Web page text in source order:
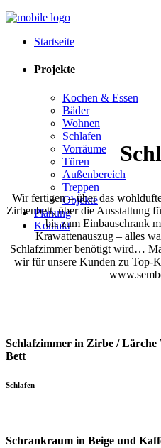
Startseite
Projekte
Kochen & Essen
Bäder
Wohnen
Schlafen
Vorräume
Türen
Außenbereich
Treppen
Objekte
Planung
Kontakt
Wir fertigen – über das
Zirbenbett, über die Ausstattung
bis zum Einbauschrank
Krawattenauszug – alles
Schlafzimmer benötigt wird…
wir für unsere Kunden zu Top-
Schlafzimmer in Zirbe / Lärche
Bett
Schlafen
Schrankraum in Beige und